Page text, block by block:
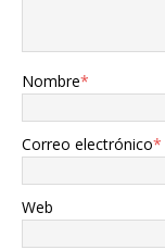
Nombre*
Correo electrónico*
Web